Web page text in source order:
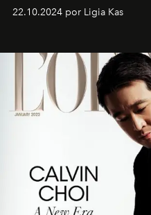
22.10.2024 por Ligia Kas